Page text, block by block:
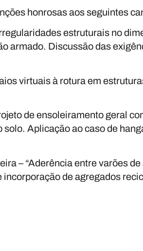
honrosasaos seguintes
estruturais no
armado. Discussão das
virtuais à rotura em
de ensoleiramento geral
Aplicação ao caso de
– “Aderência entre varões
de agregados